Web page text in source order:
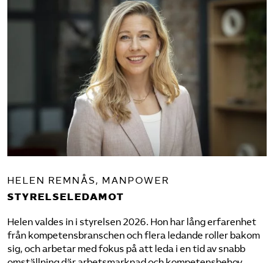
HELEN REMNÅS, MANPOWER
STYRELSELEDAMOT
Helen valdes in i styrelsen 2026. Hon har lång erfarenhet
från kompetensbranschen och flera ledande roller bakom
sig, och arbetar med fokus på att leda i en tid av snabb